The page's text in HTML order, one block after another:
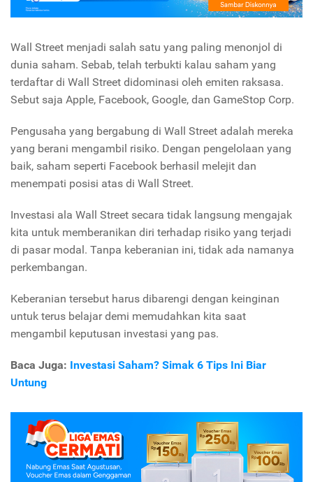
Wall Street menjadi salah satu yang paling menonjol di
dunia saham. Sebab, telah terbukti kalau saham yang
terdaftar di Wall Street didominasi oleh emiten raksasa.
Sebut saja Apple, Facebook, Google, dan GameStop Corp.
Pengusaha yang bergabung di Wall Street adalah mereka
yang berani mengambil risiko. Dengan pengelolaan yang
baik, saham seperti Facebook berhasil melejit dan
menempati posisi atas di Wall Street.
Investasi ala Wall Street secara tidak langsung mengajak
kita untuk memberanikan diri terhadap risiko yang terjadi
di pasar modal. Tanpa keberanian ini, tidak ada namanya
perkembangan.
Keberanian tersebut harus dibarengi dengan keinginan
untuk terus belajar demi memudahkan kita saat
mengambil keputusan investasi yang pas.
Baca Juga: Investasi Saham? Simak 6 Tips Ini Biar
Untung